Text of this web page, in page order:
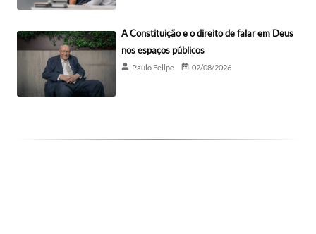
A Constituição e o direito de falar em Deus
nos espaços públicos
Paulo Felipe 02/08/2026